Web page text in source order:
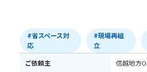
#省スペース対
応
#現場再組
立
ご依頼主
信越地方